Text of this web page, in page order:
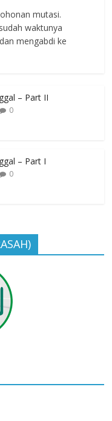
mutasi.
waktunya
mengabdi ke
– Part II
0
– Part I
0